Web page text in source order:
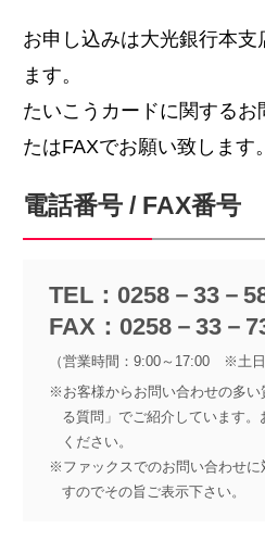
お申し込みは大光銀行本支
ます。
たいこうカードに関するお
たはFAXでお願い致します。
電話番号 / FAX番号
TEL：0258－33－
FAX：0258－33－
（営業時間：9:00～17:00 ※土日
※お客様からお問い合わせの多い
る質問」でご紹介しています
ください。
※ファックスでのお問い合わせに
すのでその旨ご表示下さい。